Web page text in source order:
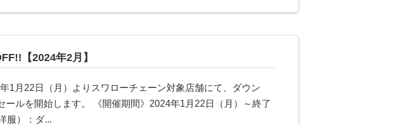
【2024年2月】
1月22日（月）よりスワローチェーン対象店舗にて、ダウン
ールを開始します。 《開催期間》2024年1月22日（月）～終了
服）：ダ...